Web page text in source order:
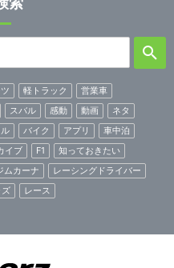
軽トラック
営業車
スバル 感動 動画
ネタ
バイク アプリ
車中泊
イブ F1
知っておきたい
ムカーナ
レーシングドライバー
ズ レース